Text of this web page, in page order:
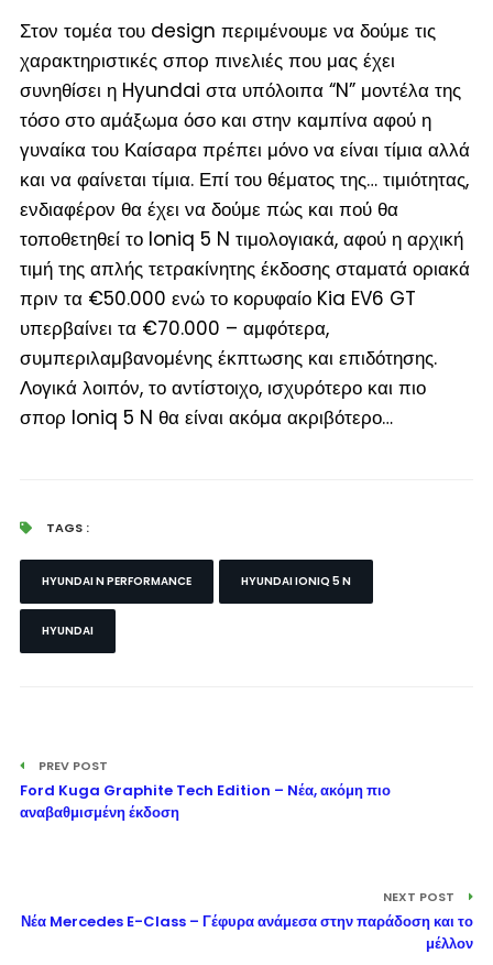
Στον τομέα του design περιμένουμε να δούμε τις
χαρακτηριστικές σπορ πινελιές που μας έχει
συνηθίσει η Hyundai στα υπόλοιπα “N” μοντέλα της
τόσο στο αμάξωμα όσο και στην καμπίνα αφού η
γυναίκα του Καίσαρα πρέπει μόνο να είναι τίμια αλλά
και να φαίνεται τίμια. Επί του θέματος της… τιμιότητας,
ενδιαφέρον θα έχει να δούμε πώς και πού θα
τοποθετηθεί το Ioniq 5 N τιμολογιακά, αφού η αρχική
τιμή της απλής τετρακίνητης έκδοσης σταματά οριακά
πριν τα €50.000 ενώ το κορυφαίο Kia EV6 GT
υπερβαίνει τα €70.000 – αμφότερα,
συμπεριλαμβανομένης έκπτωσης και επιδότησης.
Λογικά λοιπόν, το αντίστοιχο, ισχυρότερο και πιο
σπορ Ioniq 5 N θα είναι ακόμα ακριβότερο…
TAGS :
HYUNDAI N PERFORMANCE HYUNDAI IONIQ 5 N
HYUNDAI
PREV POST
Ford Kuga Graphite Tech Edition – Nέα, ακόμη πιο
αναβαθμισμένη έκδοση
NEXT POST
Νέα Mercedes E-Class – Γέφυρα ανάμεσα στην παράδοση και το
μέλλον